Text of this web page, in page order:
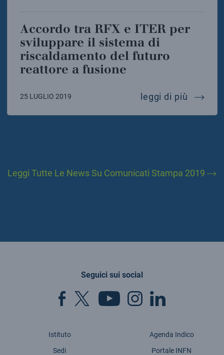
Accordo tra RFX e ITER per
sviluppare il sistema di
riscaldamento del futuro
reattore a fusione
25 LUGLIO 2019 leggi di più
Leggi Tutte Le News Su Comunicati Stampa 2019
Seguici sui social
Istituto
Sedi
Agenda Indico
Portale INFN